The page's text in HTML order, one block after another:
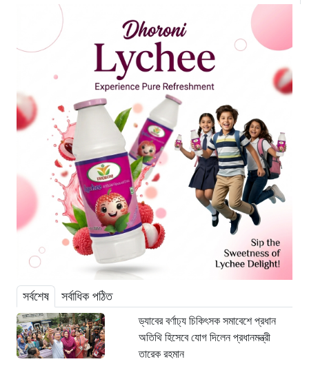
সর্বশেষ সর্বাধিক পঠিত
ড্যাবের বর্ণাঢ্য চিকিৎসক সমাবেশে প্রধান
অতিথি হিসেবে যোগ দিলেন প্রধানমন্ত্রী
তারেক রহমান